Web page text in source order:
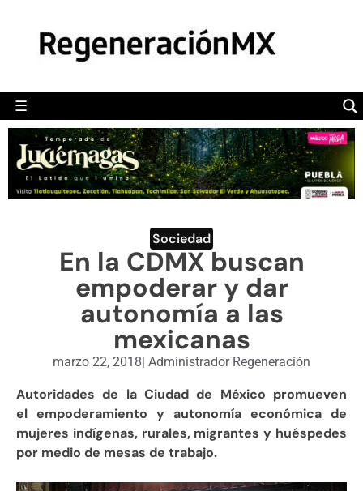
☰
POLÍTICA
CAMALEÓN
OPINIÓN
DEPORTES
ENGLISH SECTION
VIDEOS
Sociedad
En la CDMX buscan
empoderar y dar
autonomía a las
mexicanas
marzo 22, 2018| Administrador Regeneración
Autoridades de la Ciudad de México promueven
el empoderamiento y autonomía económica de
mujeres indígenas, rurales, migrantes y huéspedes
por medio de mesas de trabajo.